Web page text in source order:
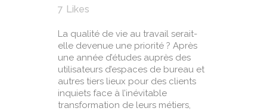
7 Likes
La qualité de vie au travail serait-
elle devenue une priorité ? Après
une année d’études auprès des
utilisateurs d’espaces de bureau et
autres tiers lieux pour des clients
inquiets face à l’inévitable
transformation de leurs métiers,